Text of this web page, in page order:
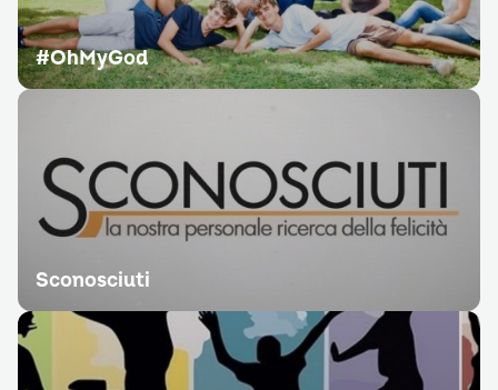
#OhMyGod
Sconosciuti